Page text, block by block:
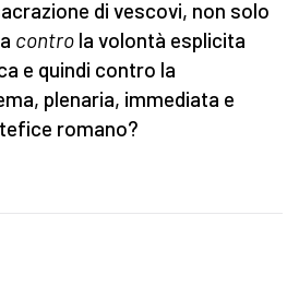
di vescovi, non solo
contro la volontà esplicita
e quindi contro la
plenaria, immediata e
romano?